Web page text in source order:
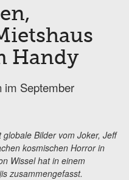
Handy
im September
Bilder vom Joker, Jeff
kosmischen Horror in
Wissel hat in einem
zusammengefasst.